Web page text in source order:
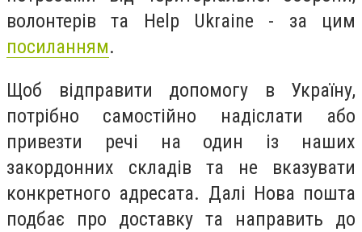
волонтерів та Help Ukraine - за цим
посиланням.
Щоб відправити допомогу в Україну,
потрібно самостійно надіслати або
привезти речі на один із наших
закордонних складів та не вказувати
конкретного адресата. Далі Нова пошта
подбає про доставку та направить до